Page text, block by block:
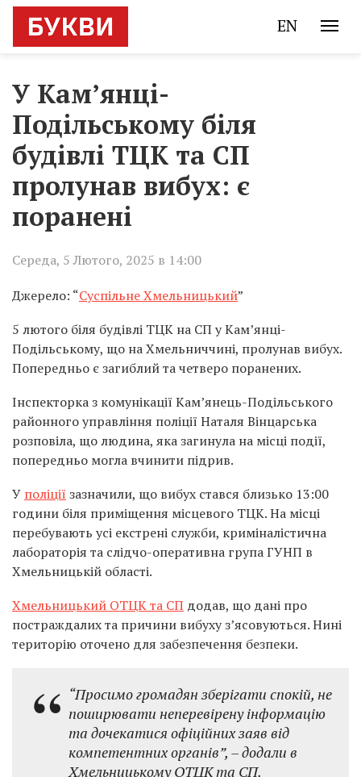
EN
У Кам’янці-
Подільському біля
будівлі ТЦК та СП
пролунав вибух: є
поранені
Середа, 5 Лютого, 2025 в 14:00
Джерело: “Суспільне Хмельницький”
5 лютого біля будівлі ТЦК на СП у Кам’янці-
Подільському, що на Хмельниччині, пролунав вибух.
Попередньо є загиблий та четверо поранених.
Інспекторка з комунікації Кам’янець-Подільського
районного управління поліції Наталя Вінцарська
розповіла, що людина, яка загинула на місці події,
попередньо могла вчинити підрив.
У поліції зазначили, що вибух стався близько 13:00
години біля приміщення місцевого ТЦК. На місці
перебувають усі екстрені служби, криміналістична
лабораторія та слідчо-оперативна група ГУНП в
Хмельницькій області.
Хмельницький ОТЦК та СП додав, що дані про
постраждалих та причини вибуху з’ясовуються. Нині
територію оточено для забезпечення безпеки.
“Просимо громадян зберігати спокій, не
поширювати неперевірену інформацію
та дочекатися офіційних заяв від
компетентних органів”, – додали в
Хмельницькому ОТЦК та СП.